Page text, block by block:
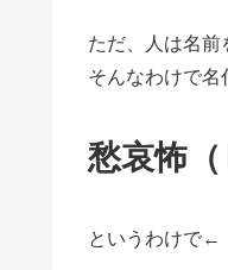
ただ、人は名前
そんなわけで名
愁哀怖（
というわけで←